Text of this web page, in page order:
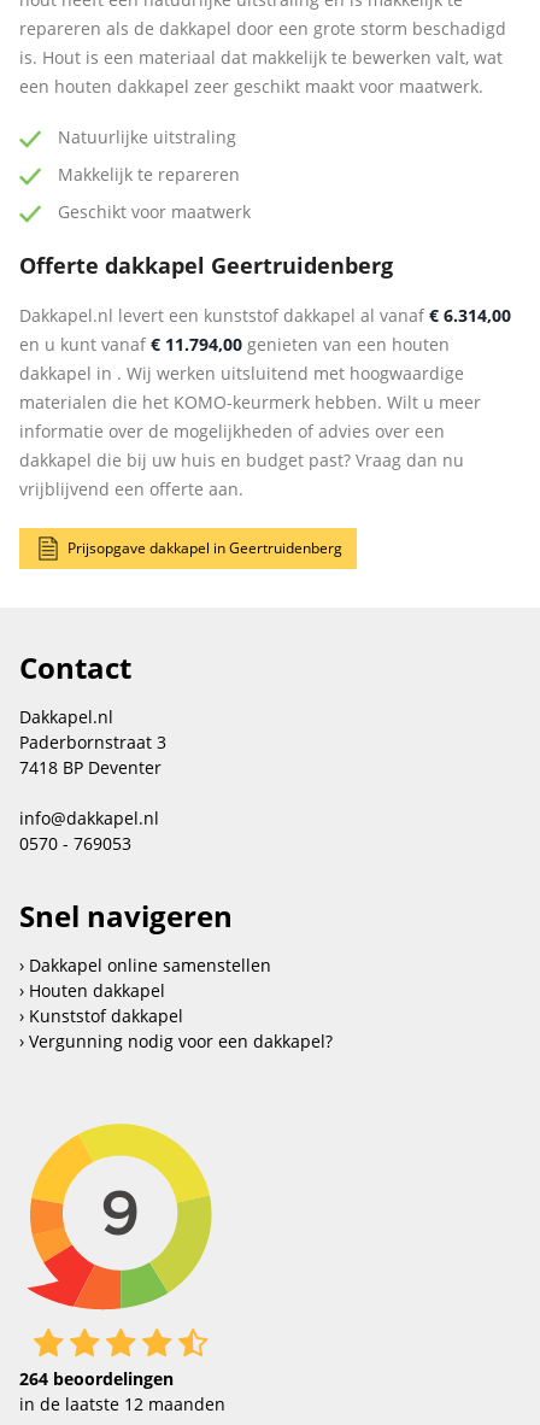
repareren als de dakkapel door een grote storm beschadigd
is. Hout is een materiaal dat makkelijk te bewerken valt, wat
een houten dakkapel zeer geschikt maakt voor maatwerk.
Natuurlijke uitstraling
Makkelijk te repareren
Geschikt voor maatwerk
Offerte dakkapel Geertruidenberg
Dakkapel.nl levert een kunststof dakkapel al vanaf€ 6.314,00
en u kunt vanaf€ 11.794,00 genieten van een houten
dakkapel in . Wij werken uitsluitend met hoogwaardige
materialen die het KOMO-keurmerk hebben. Wilt u meer
informatie over de mogelijkheden of advies over een
dakkapel die bij uw huis en budget past? Vraag dan nu
vrijblijvend een offerte aan.
Prijsopgave dakkapel in Geertruidenberg
Contact
Dakkapel.nl
Paderbornstraat 3
7418 BP Deventer
info@dakkapel.nl
0570 - 769053
Snel navigeren
Dakkapel online samenstellen
Houten dakkapel
Kunststof dakkapel
Vergunning nodig voor een dakkapel?
264 beoordelingen
in de laatste 12 maanden